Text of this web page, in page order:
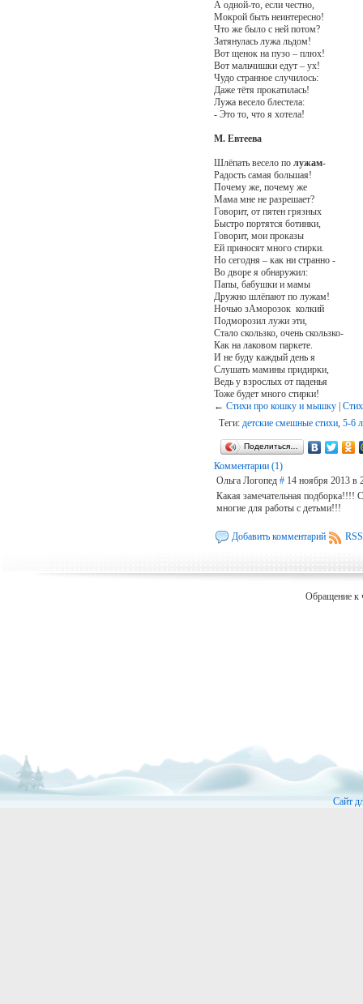
А одной-то, если честно,
Мокрой быть неинтересно!
Что же было с ней потом?
Затянулась лужа льдом!
Вот щенок на пузо – плюх!
Вот мальчишки едут – ух!
Чудо странное случилось:
Даже тётя прокатилась!
Лужа весело блестела:
- Это то, что я хотела!
М. Евтеева
Шлёпать весело по лужам-
Радость самая большая!
Почему же, почему же
Мама мне не разрешает?
Говорит, от пятен грязных
Быстро портятся ботинки,
Говорит, мои проказы
Ей приносят много стирки.
Но сегодня – как ни странно -
Во дворе я обнаружил:
Папы, бабушки и мамы
Дружно шлёпают по лужам!
Ночью зАморозок колкий
Подморозил лужи эти,
Стало скользко, очень скользко-
Как на лаковом паркете.
И не буду каждый день я
Слушать мамины придирки,
Ведь у взрослых от паденья
Тоже будет много стирки!
← Стихи про кошку и мышку|
Теги: детские смешные стихи, 5-6
Поделиться…
Комментарии (1)
Ольга Логопед # 14 ноября 2013 в
Какая замечательная подборка!!!!
многие для работы с детьми!!!
Добавить комментарий
Обращение к
Сайт